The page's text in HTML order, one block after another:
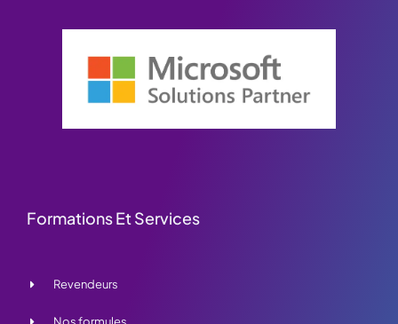
Formations Et Services
Revendeurs